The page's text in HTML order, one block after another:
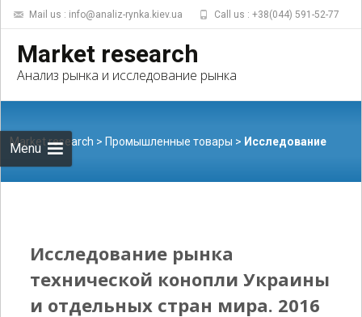
Call us : +38(044) 591-52-77
Mail us : info@analiz-rynka.kiev.ua
Market research
Анализ рынка и исследование рынка
Menu
Market research > Промышленные товары > Исследование
мира. 2016 год.
Исследование рынка
технической конопли Украины
и отдельных стран мира. 2016